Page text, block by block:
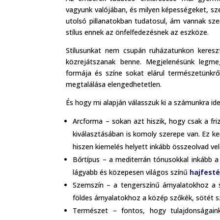
vagyunk valójában, és milyen képességeket,
utolsó pillanatokban tudatosul, ám vannak
stílus ennek az önfelfedezésnek az eszköze.
Stílusunkat nem csupán ruházatunkon
közrejátszanak benne. Megjelenésünk
formája és színe sokat elárul
megtalálása elengedhetetlen.
És hogy mi alapján válasszuk ki a számunkra
Arcforma – sokan azt hiszik, hogy csak a
kiválasztásában is komoly szerepe van. Ez
hiszen kiemelés helyett inkább összeolvad
Bőrtípus – a mediterrán tónusokkal inkább
lágyabb és közepesen világos színű
Szemszín – a tengerszínű árnyalatokhoz a
földes árnyalatokhoz a közép szőkék, sötét
Természet – fontos, hogy